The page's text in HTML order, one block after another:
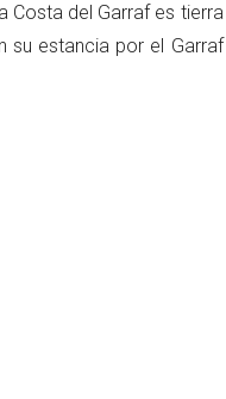
Costa del Garraf es tierra
su estancia por el Garraf